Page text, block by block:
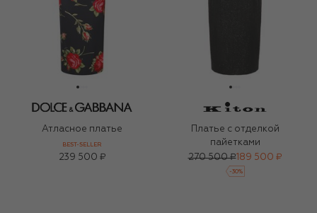
Атласное платье
BEST-SELLER
239 500 ₽
Платье с отделкой
пайетками
270 500 ₽189 500 ₽
-30%